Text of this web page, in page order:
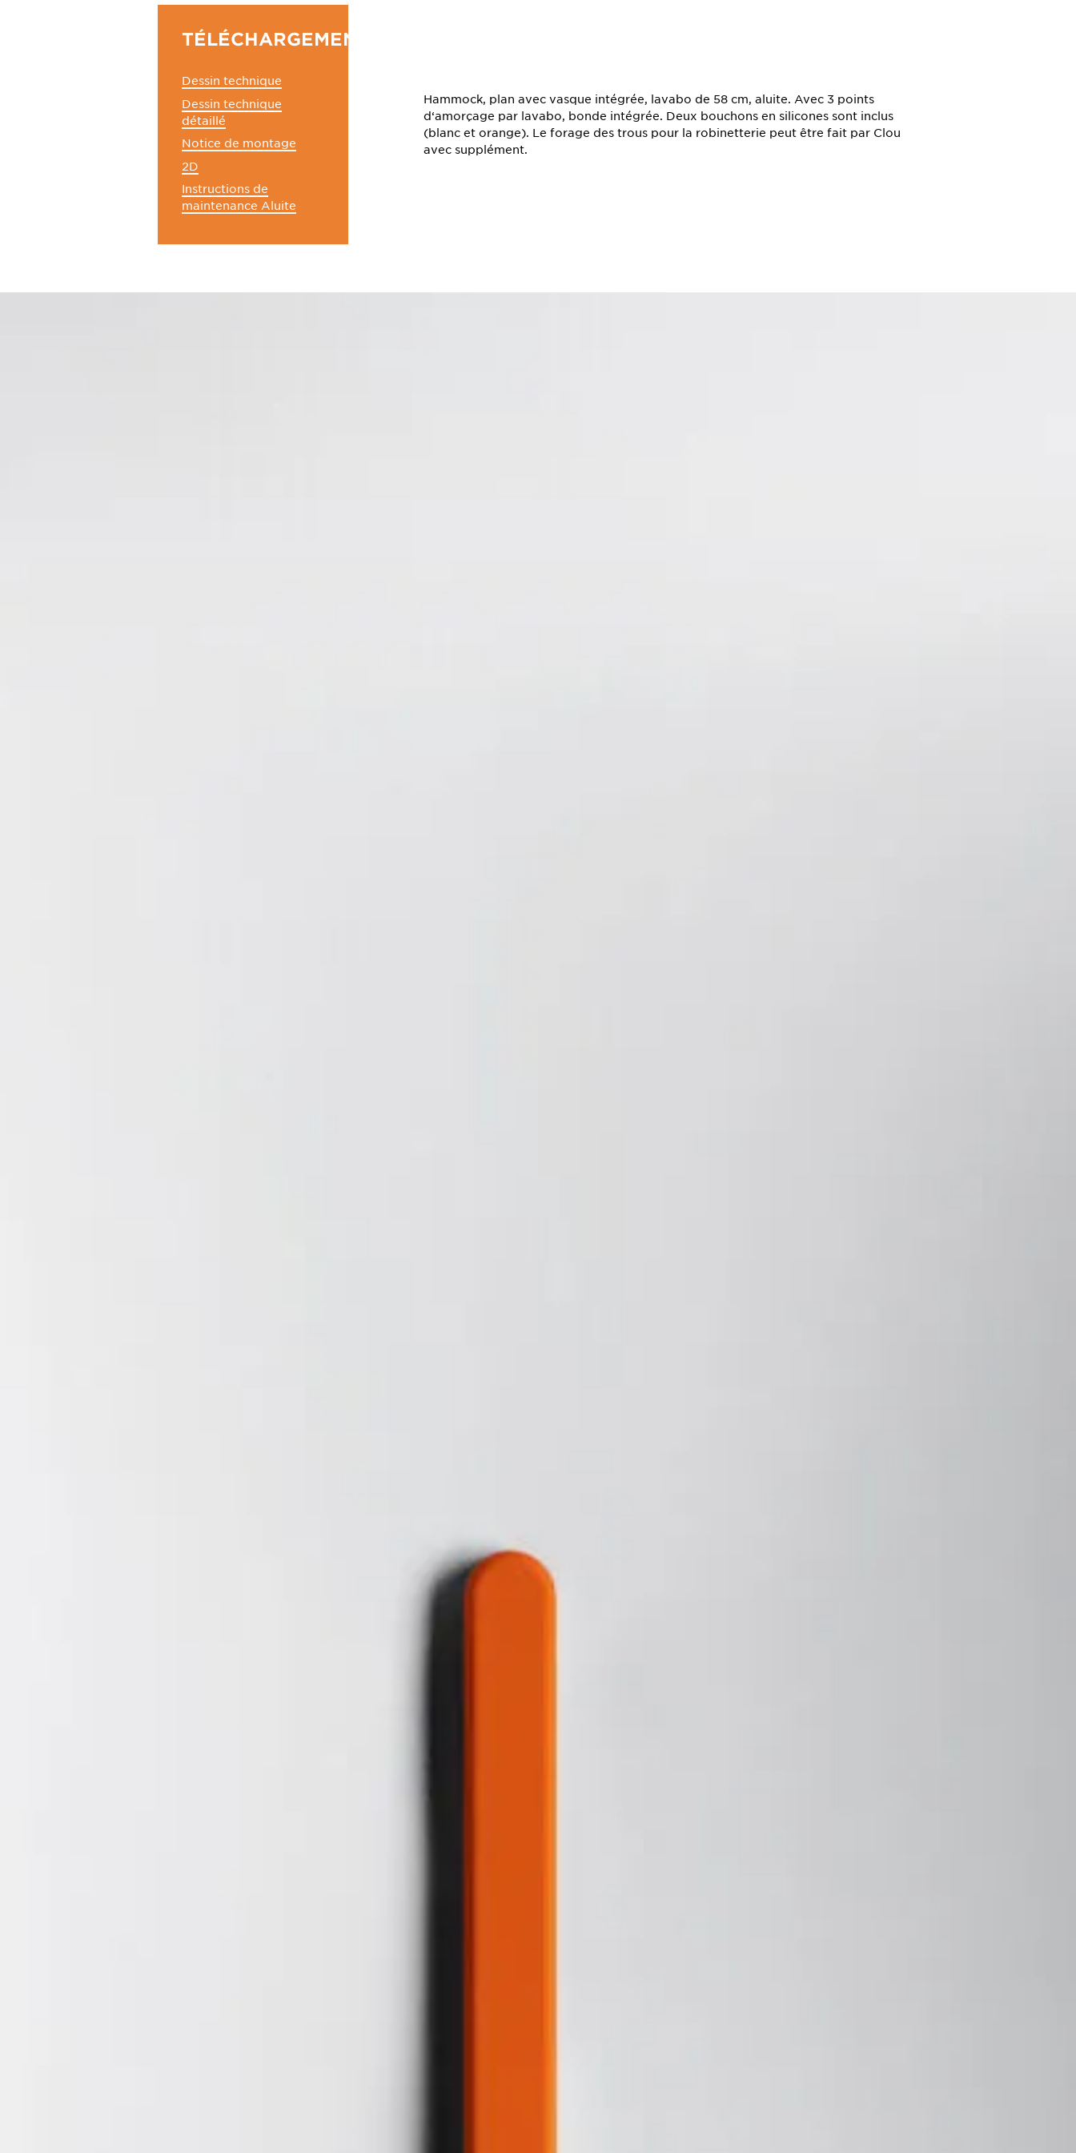
TÉLÉCHARGEMENTS
Dessin technique
Dessin technique
détaillé
Notice de montage
2D
Instructions de
maintenance Aluite
Hammock, plan avec vasque intégrée, lavabo de 58 cm, aluite. Avec 3 points
d‘amorçage par lavabo, bonde intégrée. Deux bouchons en silicones sont inclus
(blanc et orange). Le forage des trous pour la robinetterie peut être fait par Clou
avec supplément.